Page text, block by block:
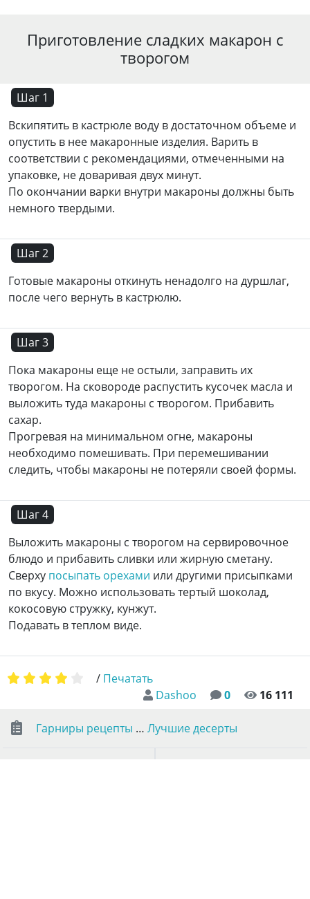
Приготовление сладких макарон с
творогом
Шаг 1
Вскипятить в кастрюле воду в достаточном объеме и
опустить в нее макаронные изделия. Варить в
соответствии с рекомендациями, отмеченными на
упаковке, не доваривая двух минут.
По окончании варки внутри макароны должны быть
немного твердыми.
Шаг 2
Готовые макароны откинуть ненадолго на дуршлаг,
после чего вернуть в кастрюлю.
Шаг 3
Пока макароны еще не остыли, заправить их
творогом. На сковороде распустить кусочек масла и
выложить туда макароны с творогом. Прибавить
сахар.
Прогревая на минимальном огне, макароны
необходимо помешивать. При перемешивании
следить, чтобы макароны не потеряли своей формы.
Шаг 4
Выложить макароны с творогом на сервировочное
блюдо и прибавить сливки или жирную сметану.
Сверху посыпать орехами или другими присыпками
по вкусу. Можно использовать тертый шоколад,
кокосовую стружку, кунжут.
Подавать в теплом виде.
Dashoo 0 16 111
/ Печатать
Гарниры рецепты … Лучшие десерты